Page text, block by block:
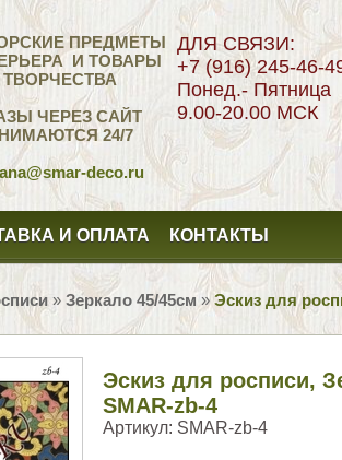
ПРЕДМЕТЫ
И ТОВАРЫ
ЧЕРЕЗ САЙТ
24/7
@smar-deco.ru
ДЛЯ СВЯЗИ:
+7 (916) 245-46-
Понед.- Пятница
9.00-20.00 МСК
И ОПЛАТА КОНТАКТЫ
» Зеркало 45/45см »Эскиз для
Эскиз для росписи,
SMAR-zb-4
Артикул: SMAR-zb-4